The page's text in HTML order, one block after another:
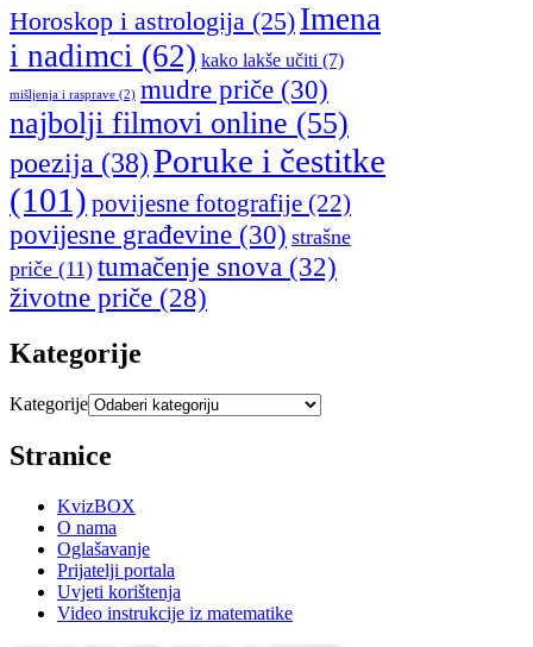
Horoskop i astrologija (25) Imena
i nadimci (62) kako lakše učiti (7)
mišljenja i rasprave (2) mudre priče (30)
najbolji filmovi online (55)
poezija (38)Poruke i čestitke
(101) povijesne fotografije (22)
povijesne građevine (30) strašne
priče (11) tumačenje snova (32)
životne priče (28)
Kategorije
Kategorije
Stranice
KvizBOX
O nama
Oglašavanje
Prijatelji portala
Uvjeti korištenja
Video instrukcije iz matematike